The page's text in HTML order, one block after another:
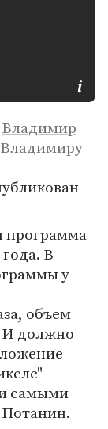
Владимир
Владимиру
программа
В
у
объем
И должно
самыми